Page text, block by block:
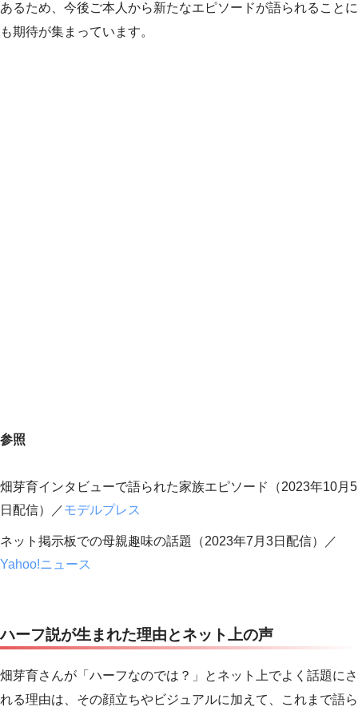
あるため、今後ご本人から新たなエピソードが語られることに
も期待が集まっています。
参照
畑芽育インタビューで語られた家族エピソード（2023年10月5
日配信）／モデルプレス
ネット掲示板での母親趣味の話題（2023年7月3日配信）／
Yahoo!ニュース
ハーフ説が生まれた理由とネット上の声
畑芽育さんが「ハーフなのでは？」とネット上でよく話題にさ
れる理由は、その顔立ちやビジュアルに加えて、これまで語ら